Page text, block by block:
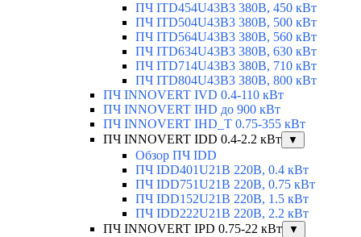
ПЧ ITD454U43B3 380В, 450 кВт
ПЧ ITD504U43B3 380В, 500 кВт
ПЧ ITD564U43B3 380В, 560 кВт
ПЧ ITD634U43B3 380В, 630 кВт
ПЧ ITD714U43B3 380В, 710 кВт
ПЧ ITD804U43B3 380В, 800 кВт
ПЧ INNOVERT IVD 0.4-110 кВт
ПЧ INNOVERT IHD до 900 кВт
ПЧ INNOVERT IHD_T 0.75-355 кВт
ПЧ INNOVERT IDD 0.4-2.2 кВт
▼
Обзор ПЧ IDD
ПЧ IDD401U21B 220В, 0.4 кВт
ПЧ IDD751U21B 220В, 0.75 кВт
ПЧ IDD152U21B 220В, 1.5 кВт
ПЧ IDD222U21B 220В, 2.2 кВт
ПЧ INNOVERT IPD 0.75-22 кВт
▼